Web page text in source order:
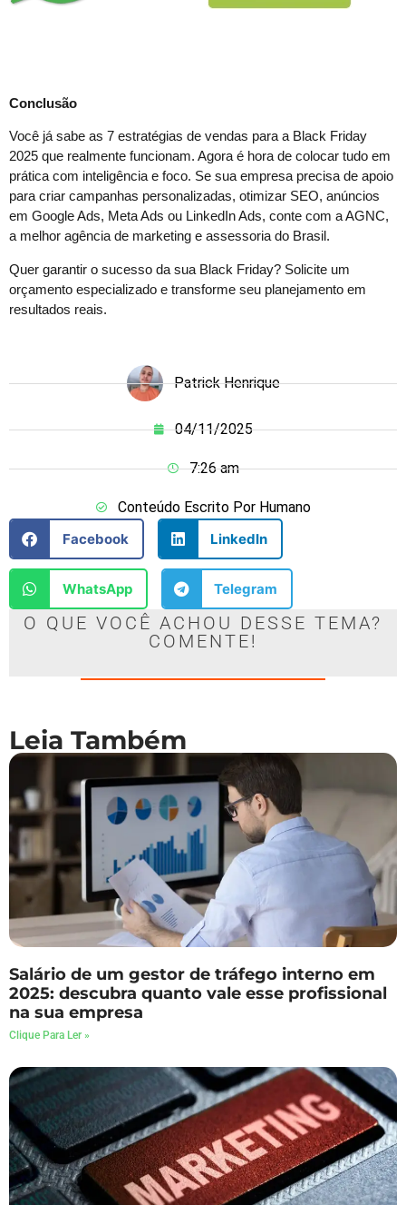
Conclusão
Você já sabe as 7 estratégias de vendas para a Black Friday
2025 que realmente funcionam. Agora é hora de colocar tudo em
prática com inteligência e foco. Se sua empresa precisa de apoio
para criar campanhas personalizadas, otimizar SEO, anúncios
em Google Ads, Meta Ads ou LinkedIn Ads, conte com a AGNC,
a melhor agência de marketing e assessoria do Brasil.
Quer garantir o sucesso da sua Black Friday? Solicite um
orçamento especializado e transforme seu planejamento em
resultados reais.
Patrick Henrique
04/11/2025
7:26 am
Conteúdo Escrito Por Humano
Facebook
LinkedIn
WhatsApp Telegram
O QUE VOCÊ ACHOU DESSE TEMA?
COMENTE!
Salário de um gestor de tráfego interno em
2025: descubra quanto vale esse profissional
na sua empresa
Clique Para Ler »
Leia Também